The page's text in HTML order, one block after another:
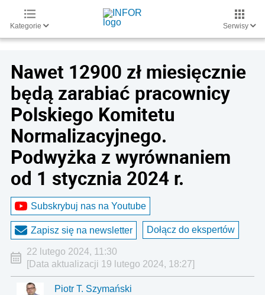
Kategorie Serwisy
Nawet 12900 zł miesięcznie
będą zarabiać pracownicy
Polskiego Komitetu
Normalizacyjnego.
Podwyżka z wyrównaniem
od 1 stycznia 2024 r.
Subskrybuj nas na Youtube
Zapisz się na newsletter Dołącz do ekspertów
22 lutego 2024, 11:30
[Data aktualizacji 19 lutego 2024, 18:27]
Piotr T. Szymański